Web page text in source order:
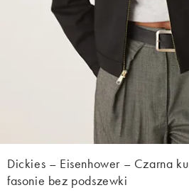
Dickies – Eisenhower – Czarna
fasonie bez podszewki